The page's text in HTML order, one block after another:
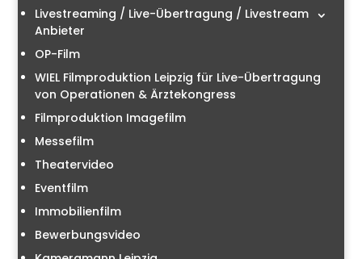
Livestreaming / Live-Übertragung / Livestream
Anbieter
OP-Film
WIEL Filmproduktion Leipzig für Live-Übertragung
von Operationen & Ärztekongress
Filmproduktion Imagefilm
Messefilm
Theatervideo
Eventfilm
Immobilienfilm
Bewerbungsvideo